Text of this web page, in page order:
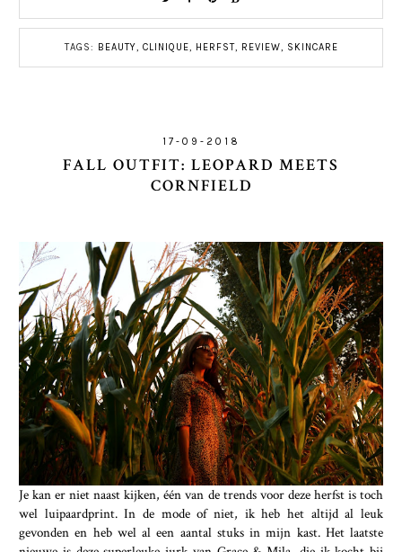
TAGS: BEAUTY, CLINIQUE, HERFST, REVIEW, SKINCARE
17-09-2018
FALL OUTFIT: LEOPARD MEETS
CORNFIELD
Je kan er niet naast kijken, één van de trends voor deze herfst is toch
wel luipaardprint. In de mode of niet, ik heb het altijd al leuk
gevonden en heb wel al een aantal stuks in mijn kast. Het laatste